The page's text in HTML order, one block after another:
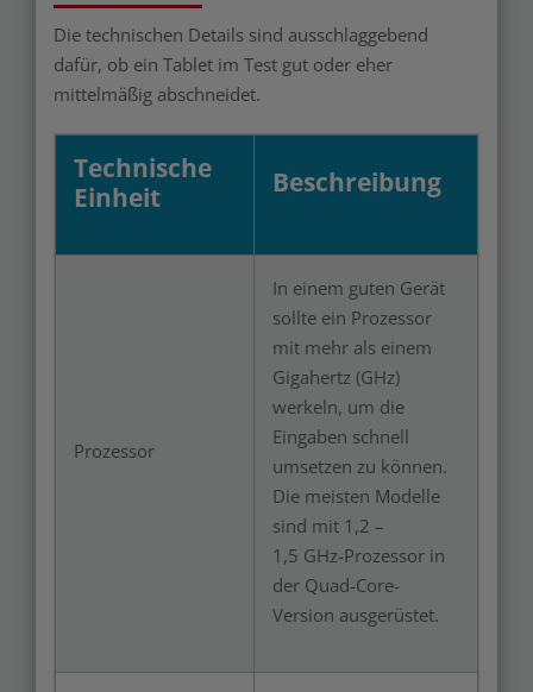
Die technischen Details sind ausschlaggebend
dafür, ob ein Tablet im Test gut oder eher
mittelmäßig abschneidet.
Technische
Einheit
Beschreibung
Prozessor
In einem guten Gerät
sollte ein Prozessor
mit mehr als einem
Gigahertz (GHz)
werkeln, um die
Eingaben schnell
umsetzen zu können.
Die meisten Modelle
sind mit 1,2 –
1,5 GHz-Prozessor in
der Quad-Core-
Version ausgerüstet.